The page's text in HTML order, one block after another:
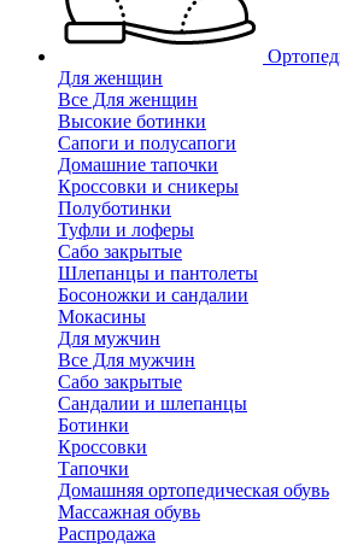
Для женщин
Все Для женщин
Высокие ботинки
Сапоги и полусапоги
Домашние тапочки
Кроссовки и сникеры
Полуботинки
Туфли и лоферы
Сабо закрытые
Шлепанцы и пантолеты
Босоножки и сандалии
Мокасины
Для мужчин
Все Для мужчин
Сабо закрытые
Сандалии и шлепанцы
Ботинки
Кроссовки
Тапочки
Домашняя ортопедическая обувь
Массажная обувь
Распродажа